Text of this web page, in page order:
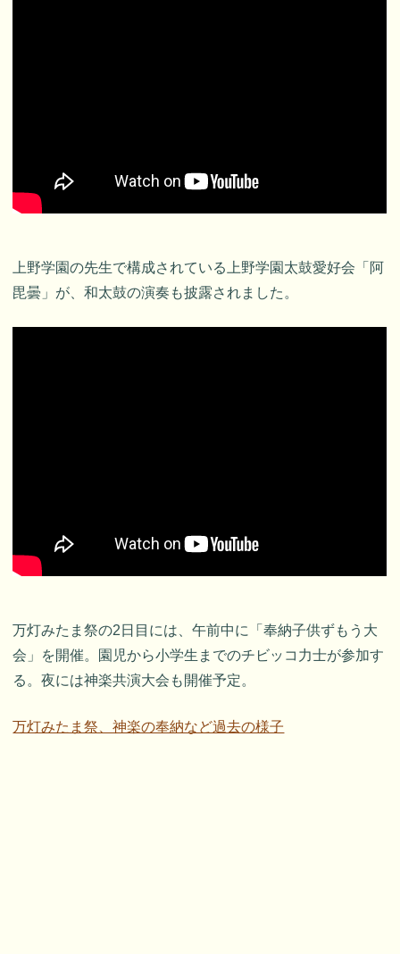
上野学園の先生で構成されている上野学園太鼓愛好会「阿
毘曇」が、和太鼓の演奏も披露されました。
万灯みたま祭の2日目には、午前中に「奉納子供ずもう大
会」を開催。園児から小学生までのチビッコ力士が参加す
る。夜には神楽共演大会も開催予定。
万灯みたま祭、神楽の奉納など過去の様子